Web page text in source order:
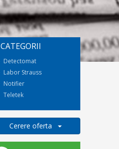
CATEGORII
Detectomat
Labor Strauss
Notifier
Teletek
Cerere oferta